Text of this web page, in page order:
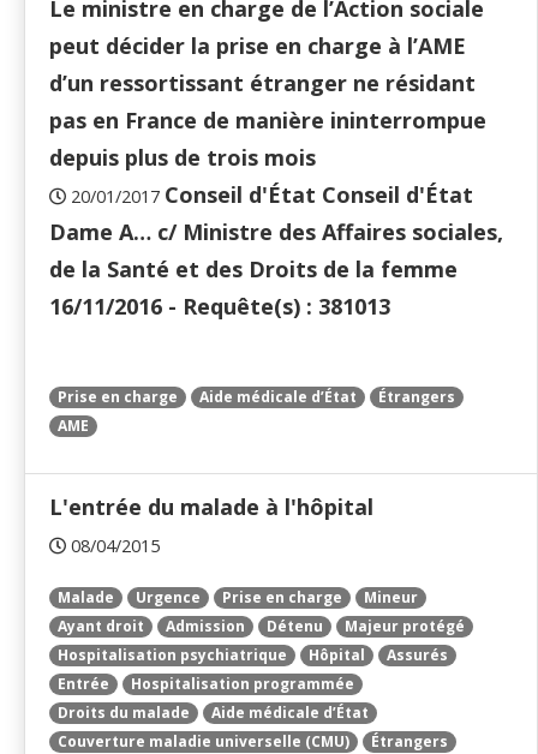
Le ministre en charge de l’Action sociale
peut décider la prise en charge à l’AME
d’un ressortissant étranger ne résidant
pas en France de manière ininterrompue
depuis plus de trois mois
20/01/2017 Conseil d'État Conseil d'État
Dame A… c/ Ministre des Affaires sociales,
de la Santé et des Droits de la femme
16/11/2016 - Requête(s) : 381013
Prise en charge Aide médicale d’État
Étrangers
AME
L'entrée du malade à l'hôpital
08/04/2015
Malade Urgence Prise en charge
Mineur
Ayant droit
Admission Détenu
Majeur protégé
Hospitalisation psychiatrique
Hôpital
Assurés
Entrée
Hospitalisation programmée
Droits du malade
Aide médicale d’État
Couverture maladie universelle (CMU)
Étrangers